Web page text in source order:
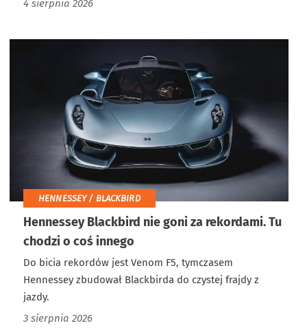
4 sierpnia 2026
HENNESSEY / BLACKBIRD
Hennessey Blackbird nie goni za rekordami. Tu
chodzi o coś innego
Do bicia rekordów jest Venom F5, tymczasem
Hennessey zbudował Blackbirda do czystej frajdy z
jazdy.
3 sierpnia 2026